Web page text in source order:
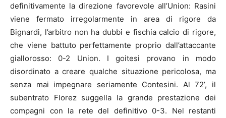
definitivamente la direzione favorevole all’Union: Rasini
viene fermato irregolarmente in area di rigore da
Bignardi, l’arbitro non ha dubbi e fischia calcio di rigore,
che viene battuto perfettamente proprio dall’attaccante
giallorosso: 0-2 Union. I goitesi provano in modo
disordinato a creare qualche situazione pericolosa, ma
senza mai impegnare seriamente Contesini. Al 72’, il
subentrato Florez suggella la grande prestazione dei
compagni con la rete del definitivo 0-3. Nel restanti